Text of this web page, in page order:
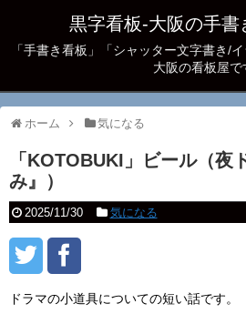
黒字看板‐大阪の手書
「手書き看板」「シャッター文字書き/
大阪の看板屋で
ホーム 気になる
「KOTOBUKI」ビール（夜
み』）
2025/11/30 気になる
ドラマの小道具についての短い話です。